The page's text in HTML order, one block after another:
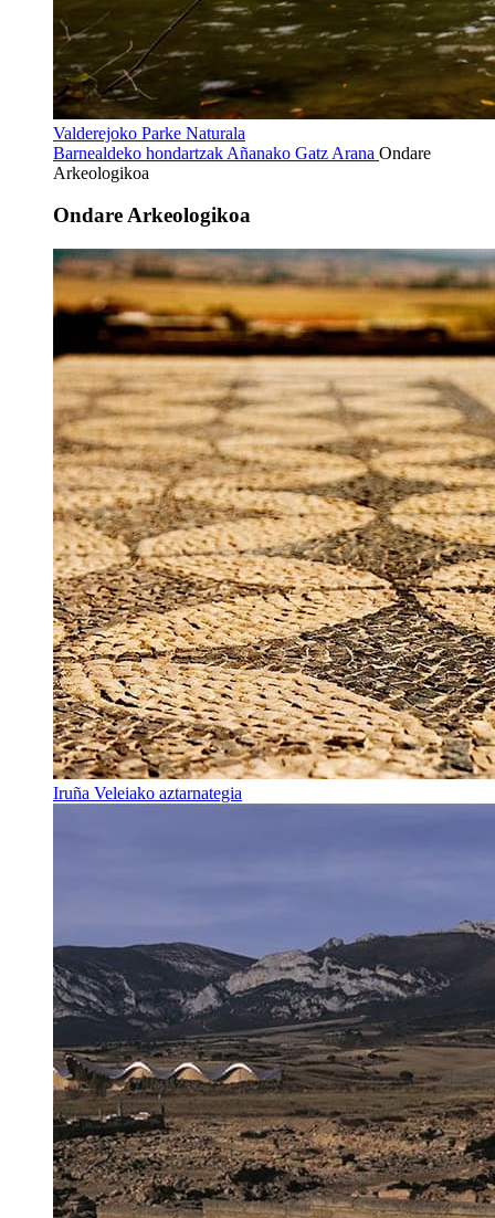
Valderejoko Parke Naturala
Barnealdeko hondartzak Añanako Gatz Arana Ondare
Arkeologikoa
Ondare Arkeologikoa
Iruña Veleiako aztarnategia